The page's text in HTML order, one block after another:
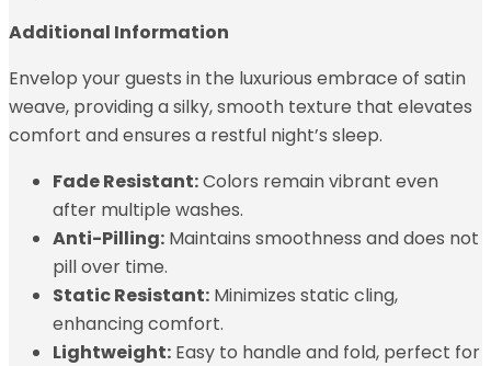
Additional Information
Envelop your guests in the luxurious embrace of satin
weave, providing a silky, smooth texture that elevates
comfort and ensures a restful night’s sleep.
Fade Resistant:Colors remain vibrant even
after multiple washes.
Anti-Pilling: Maintains smoothness and does not
pill over time.
Static Resistant: Minimizes static cling,
enhancing comfort.
Lightweight: Easy to handle and fold, perfect for